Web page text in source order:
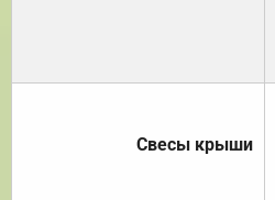
Свесы крыши